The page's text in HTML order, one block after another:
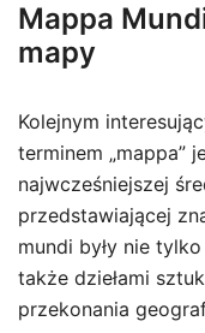
Mappa
mapy
Kolejnym
terminem „mappa”
najwcześniejszej
przedstawiającej
mundi były nie
także dziełami
przekonania